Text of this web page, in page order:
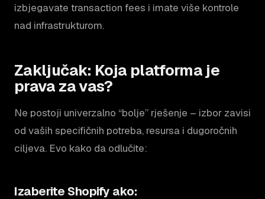
izbjegavate transaction fees i imate više kontrole
nad infrastrukturom.
Zaključak: Koja platforma je
prava za vas?
Ne postoji univerzalno “bolje” rješenje – izbor zavisi
od vaših specifičnih potreba, resursa i dugoročnih
ciljeva. Evo kako da odlučite:
Izaberite Shopify ako: